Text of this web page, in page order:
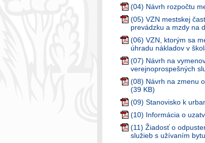
(04) Návrh rozpočtu
(05) VZN mestskej
prevádzku a mzdy na
(06) VZN, ktorým sa
úhradu nákladov v
(07) Návrh na
verejnoprospešných
(08) Návrh na zmenu
(39 KB)
(09) Stanovisko k
(10) Informácia o
(11) Žiadosť o
služieb s užívaním